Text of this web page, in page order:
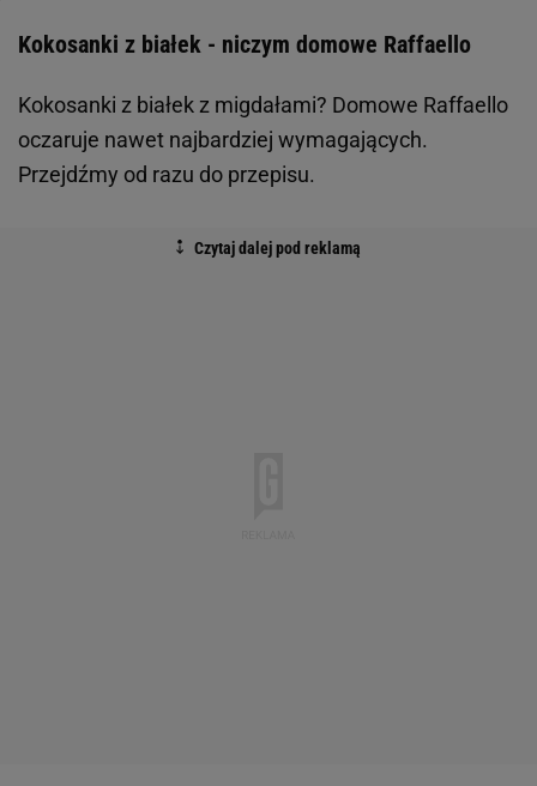
Kokosanki z białek - niczym domowe Raffaello
Kokosanki z białek z migdałami? Domowe Raffaello
oczaruje nawet najbardziej wymagających.
Przejdźmy od razu do przepisu.